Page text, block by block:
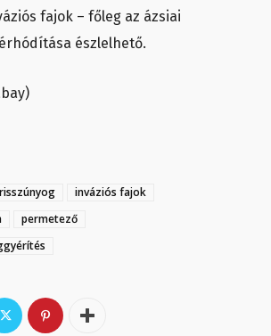
fajok – főleg az ázsiai
észlelhető.
inváziós fajok
permetező